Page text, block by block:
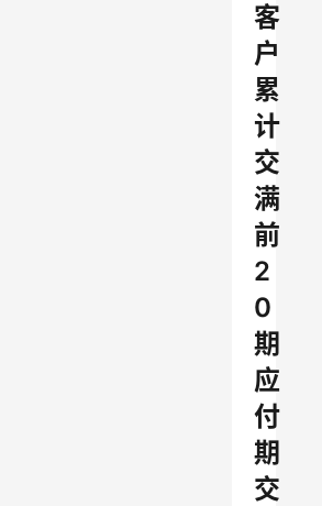
客
户
累
计
交
满
前
2
0
期
应
付
期
交